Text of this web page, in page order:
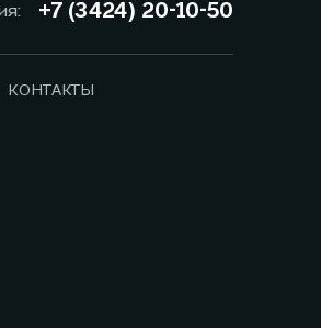
+7 (3424) 20-10-50
КОНТАКТЫ